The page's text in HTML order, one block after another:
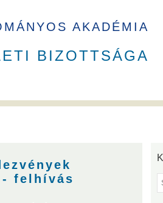
AKADÉMIA
BIZOTTSÁGA
- felhívás